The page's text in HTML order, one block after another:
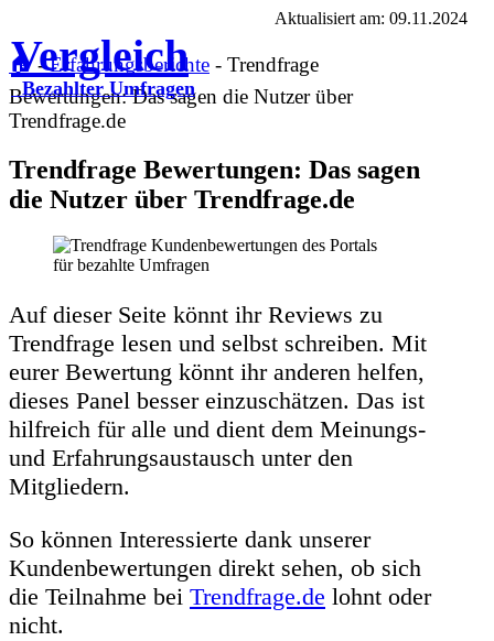
Vergleich
Bezahlter Umfragen
Aktualisiert am: 09.11.2024
🏠-Erfahrungsberichte - Trendfrage
Bewertungen: Das sagen die Nutzer über
Trendfrage.de
Trendfrage Bewertungen: Das sagen
die Nutzer über Trendfrage.de
Auf dieser Seite könnt ihr Reviews zu
Trendfrage lesen und selbst schreiben. Mit
eurer Bewertung könnt ihr anderen helfen,
dieses Panel besser einzuschätzen. Das ist
hilfreich für alle und dient dem Meinungs-
und Erfahrungsaustausch unter den
Mitgliedern.
So können Interessierte dank unserer
Kundenbewertungen direkt sehen, ob sich
die Teilnahme bei Trendfrage.de lohnt oder
nicht.